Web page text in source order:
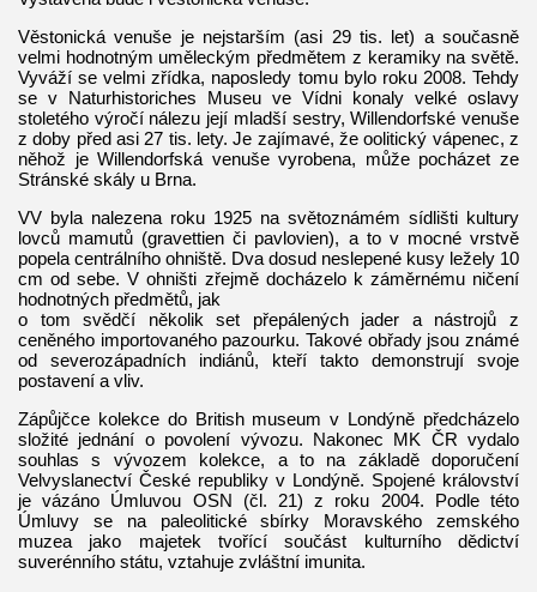
Věstonická venuše je nejstarším (asi 29 tis. let) a současně
velmi hodnotným uměleckým předmětem z keramiky na světě.
Vyváží se velmi zřídka, naposledy tomu bylo roku 2008. Tehdy
se v Naturhistoriches Museu ve Vídni konaly velké oslavy
stoletého výročí nálezu její mladší sestry, Willendorfské venuše
z doby před asi 27 tis. lety. Je zajímavé, že oolitický vápenec, z
něhož je Willendorfská venuše vyrobena, může pocházet ze
Stránské skály u Brna.
VV byla nalezena roku 1925 na světoznámém sídlišti kultury
lovců mamutů (gravettien či pavlovien), a to v mocné vrstvě
popela centrálního ohniště. Dva dosud neslepené kusy ležely 10
cm od sebe. V ohništi zřejmě docházelo k záměrnému ničení
hodnotných předmětů, jak
o tom svědčí několik set přepálených jader a nástrojů z
ceněného importovaného pazourku. Takové obřady jsou známé
od severozápadních indiánů, kteří takto demonstrují svoje
postavení a vliv.
Zápůjčce kolekce do British museum v Londýně předcházelo
složité jednání o povolení vývozu. Nakonec MK ČR vydalo
souhlas s vývozem kolekce, a to na základě doporučení
Velvyslanectví České republiky v Londýně. Spojené království
je vázáno Úmluvou OSN (čl. 21) z roku 2004. Podle této
Úmluvy se na paleolitické sbírky Moravského zemského
muzea jako majetek tvořící součást kulturního dědictví
suverénního státu, vztahuje zvláštní imunita.